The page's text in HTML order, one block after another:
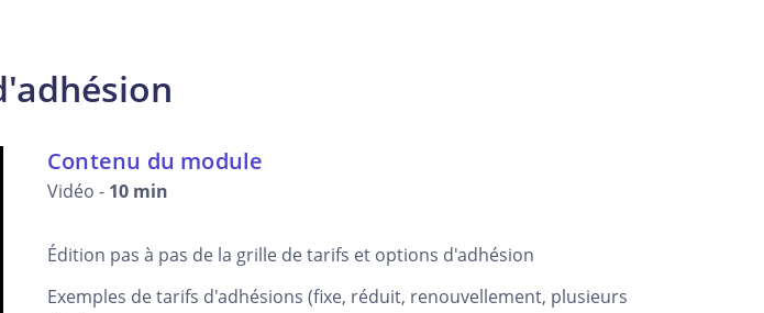
Contenu du module
Vidéo - 10 min
Édition pas à pas de la grille de tarifs et options d'adhésion
Exemples de tarifs d'adhésions (fixe, réduit, renouvellement, plusieurs